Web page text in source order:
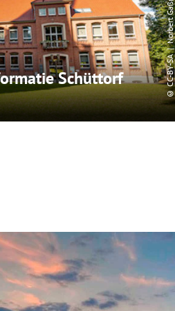
Schüttorf
©
CC-BY-SA